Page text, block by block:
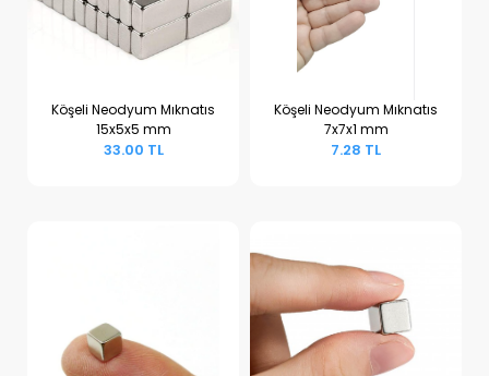
Sepete Ekle
Köşeli Neodyum Mıknatıs
15x5x5 mm
33.00 TL
Sepete Ekle
Köşeli Neodyum Mıknatıs
7x7x1 mm
7.28 TL